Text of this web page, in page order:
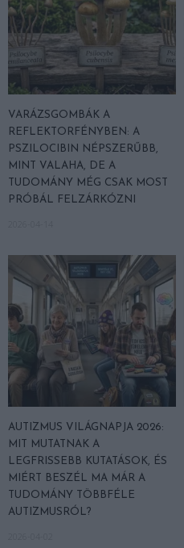
VARÁZSGOMBÁK A
REFLEKTORFÉNYBEN: A
PSZILOCIBIN NÉPSZERŰBB,
MINT VALAHA, DE A
TUDOMÁNY MÉG CSAK MOST
PRÓBÁL FELZÁRKÓZNI
AUTIZMUS VILÁGNAPJA 2026:
MIT MUTATNAK A
LEGFRISSEBB KUTATÁSOK, ÉS
MIÉRT BESZÉL MA MÁR A
TUDOMÁNY TÖBBFÉLE
AUTIZMUSRÓL?